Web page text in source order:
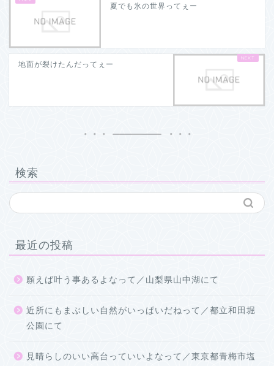
夏でも氷の世界ってぇー
地面が裂けたんだってぇー
検索
最近の投稿
願えば叶う事あるよなって／山梨県山中湖にて
近所にもまぶしい自然がいっぱいだねって／都立和田堀
公園にて
見晴らしのいい高台っていいよなって／東京都青梅市塩